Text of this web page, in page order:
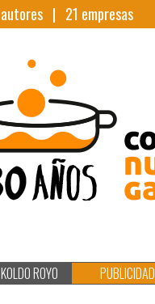
autores | 21 empresas
KOLDO ROYO PUBLICIDAD